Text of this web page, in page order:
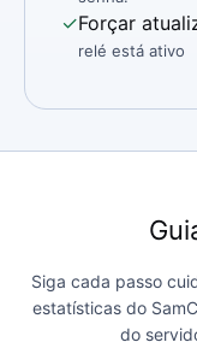
✓Forçar
relé está ativo
Siga cada passo
estatísticas do
do